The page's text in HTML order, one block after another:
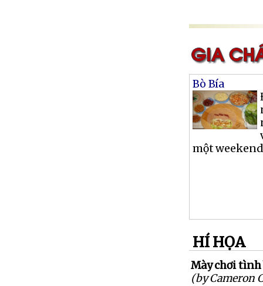
Bò Bía
một
HÍ HỌA
Mày chơi tình
(by Cameron